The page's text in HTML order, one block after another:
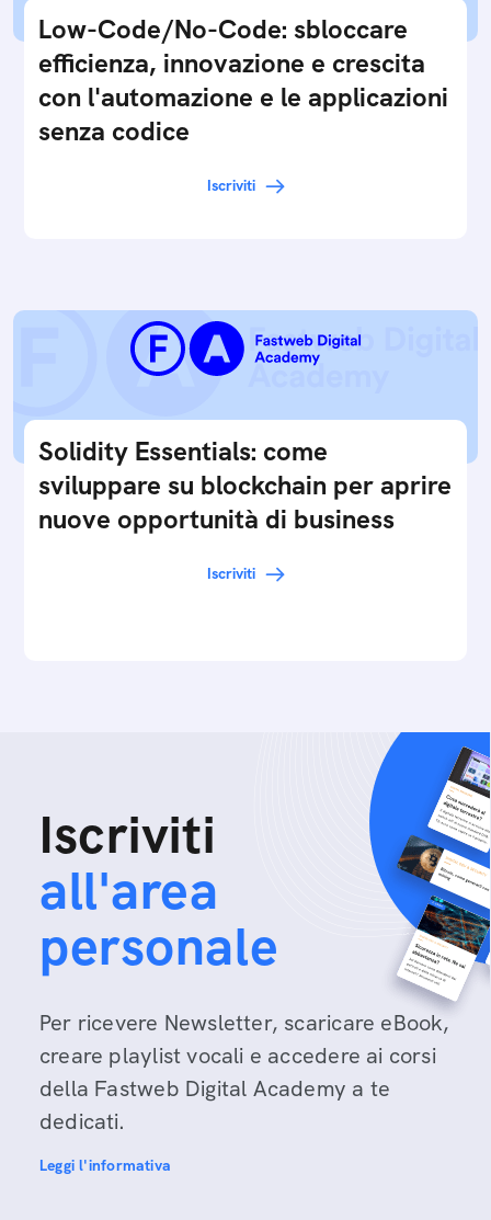
Low-Code/No-Code: sbloccare
efficienza, innovazione e crescita
con l'automazione e le applicazioni
senza codice
Iscriviti
Solidity Essentials: come
sviluppare su blockchain per aprire
nuove opportunità di business
Iscriviti
Iscriviti
all'area
personale
Per ricevere Newsletter, scaricare eBook,
creare playlist vocali e accedere ai corsi
della Fastweb Digital Academy a te
dedicati.
Leggi l'informativa